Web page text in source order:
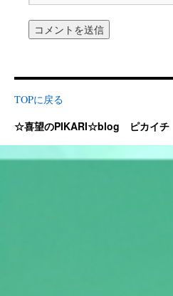
TOPに戻る
☆喜望のPIKARI☆blog ピカイチ